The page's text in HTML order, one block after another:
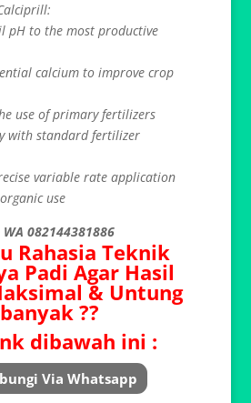
pH to the most productive
calcium to improve crop
use of primary fertilizers
with standard fertilizer
variable rate application
use
082144381886
Rahasia Teknik
Padi Agar Hasil
& Untung
banyak ??
dibawah ini :
Via Whatsapp